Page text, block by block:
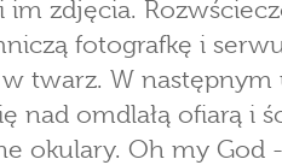
im zdjęcia.
fotografkę i
twarz. W następnym
nad omdlałą ofiarą i
okulary. Oh my God